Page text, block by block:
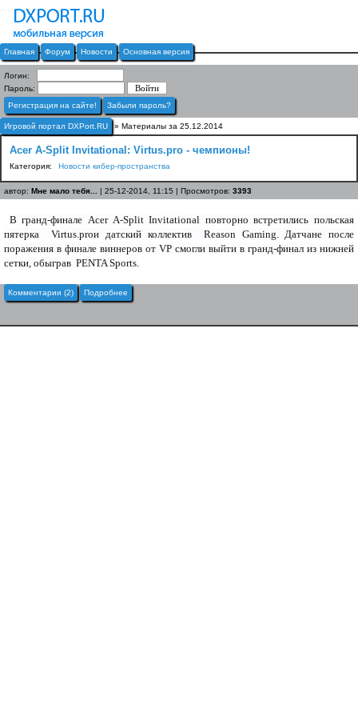
Главная Форум Новости Основная версия
Логин:
Пароль:
Регистрация на сайте!
Забыли пароль?
Игровой портал DXPort.RU » Материалы за 25.12.2014
Acer A-Split Invitational: Virtus.pro - чемпионы!
Категория: Новости кибер-пространства
автор: Мне мало тебя... | 25-12-2014, 11:15 | Просмотров: 3393
В гранд-финале Acer A-Split Invitational повторно встретились польская
пятерка Virtus.proи датский коллектив Reason Gaming. Датчане после
поражения в финале виннеров от VP смогли выйти в гранд-финал из нижней
сетки, обыграв PENTA Sports.
Комментарии (2) Подробнее